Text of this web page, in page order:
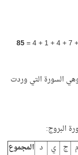
85
السورة التي وردت
البروج:
ج ي د المجموع